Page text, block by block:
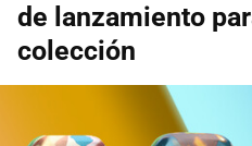
de lanzamiento
colección